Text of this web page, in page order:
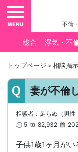
toggle
不倫
総合 浮気・不
トップページ ＞相談掲
妻が不倫
相談者：足らぬ（男
5
82,932
子供1歳1ヶ月がい